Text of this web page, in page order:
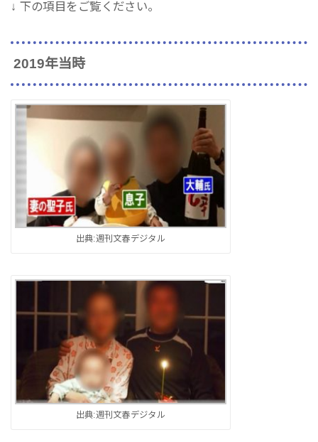
↓ 下の項目をご覧ください。
2019年当時
出典:週刊文春デジタル
出典:週刊文春デジタル